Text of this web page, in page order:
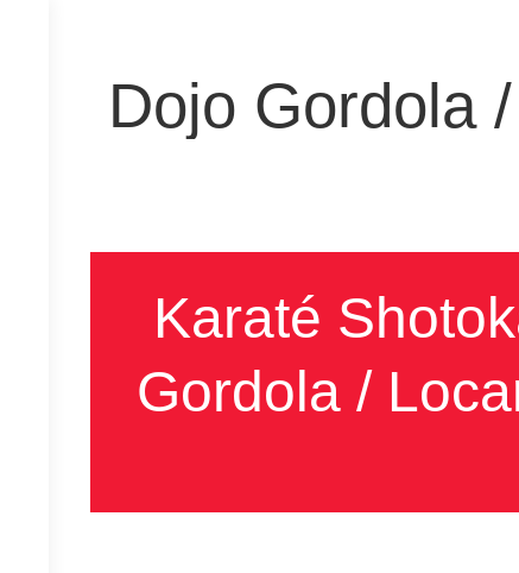
Dojo Gordola
Karaté
Gordola /